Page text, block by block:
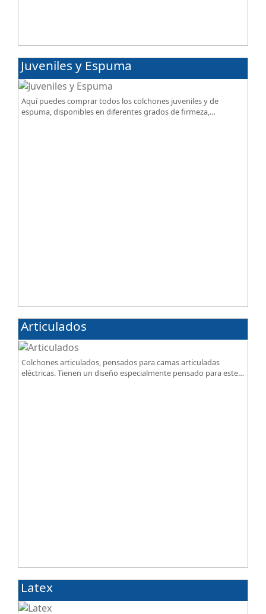
Juveniles y Espuma
Aquí puedes comprar todos los colchones juveniles y de
espuma, disponibles en diferentes grados de firmeza,
Articulados
Colchones articulados, pensados para camas articuladas
eléctricas. Tienen un diseño especialmente pensado para este
Latex